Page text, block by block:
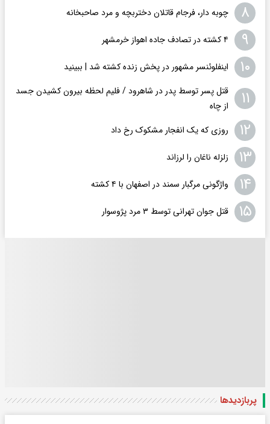
۸ چوبه دار، فرجام قاتلان دختربچه و مرد صاحبخانه
۹ ۴ کشته در تصادف جاده اهواز خرمشهر
۱۰ اینفلوئنسر مشهور در پخش زنده کشته شد | ببینید
۱۱
قتل پسر توسط پدر در شاهرود / فلیم لحظه بیرون کشیدن جسد
از چاه
۱۲ روزی که یک انفجار مشکوک رخ داد
۱۳ زلزله ناغان را لرزاند
۱۴ واژگونی مرگبار سمند در اصفهان با ۴ کشته
۱۵ قتل جوان تهرانی توسط ۳ مرد پژوسوار
پربازدید‌ها